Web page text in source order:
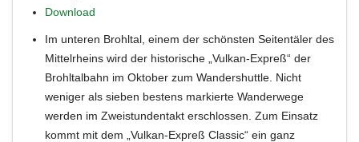
Download
Im unteren Brohltal, einem der schönsten Seitentäler des
Mittelrheins wird der historische „Vulkan-Expreß“ der
Brohltalbahn im Oktober zum Wandershuttle. Nicht
weniger als sieben bestens markierte Wanderwege
werden im Zweistundentakt erschlossen. Zum Einsatz
kommt mit dem „Vulkan-Expreß Classic“ ein ganz